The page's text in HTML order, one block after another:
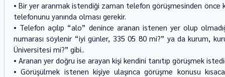
• Bir yer aranmak istendiği zaman telefon görüşmesinden önce
telefonunu yanında olması gerekir.
• Telefon açılıp “alo” denince aranan istenen yer olup
numarası söylenir “iyi günler, 335 05 80 mi?” ya da kurum,
Üniversitesi mi?” gibi..
• Aranan yer doğru ise arayan kişi kendini tanıtıp görüşmek
• Görüşülmek istenen kişiye ulaşınca görüşme konusu